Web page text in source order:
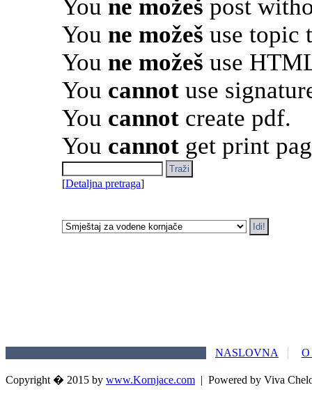
You ne možeš post
You ne možeš use topic
You ne možeš use
You cannot use
You cannot create pdf.
You cannot get print
[Detaljna pretraga]
NASLOVNA
Copyright � 2015 by www.Kornjace.com | Powered by Viva